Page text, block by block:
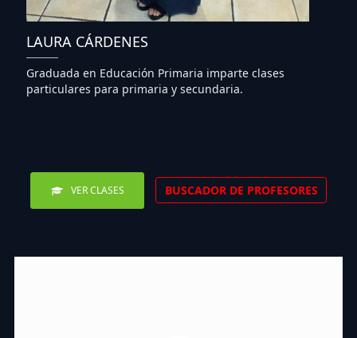
LAURA CÁRDENES
Graduada en Educación Primaria imparte clases
particulares para primaria y secundaria.
VER CLASES BUSCADOR DE PROFESORES